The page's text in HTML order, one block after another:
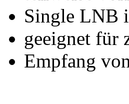
Single LNB
geeignet für
Empfang